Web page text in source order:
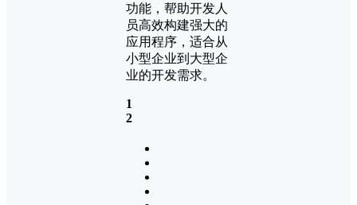
功能，帮助开发人
员高效构建强大的
应用程序，适合从
小型企业到大型企
业的开发需求。
1
2